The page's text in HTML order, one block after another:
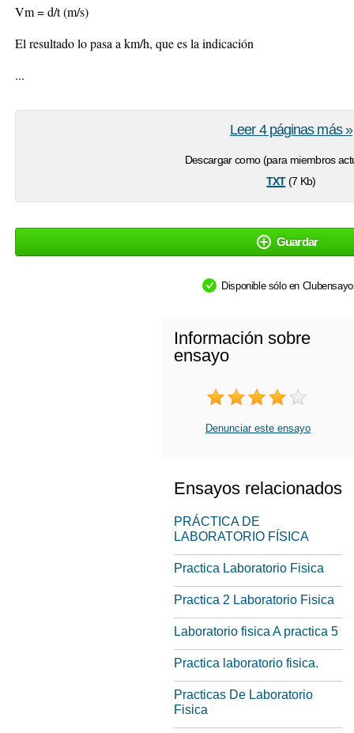
Vm = d/t (m/s)
El resultado lo pasa a km/h, que es la indicación
...
Descargar como (para miembros
txt(7 Kb)
Leer 4 páginas más »
Guardar
Disponible sólo en
Información sobre
ensayo
Denunciar este ensayo
Ensayos relacionados
PRÁCTICA DE
LABORATORIO FÍSICA
Practica Laboratorio Fisica
Practica 2 Laboratorio Fisica
Laboratorio fisica A practica 5
Practica laboratorio fisica.
Practicas De Laboratorio
Fisica